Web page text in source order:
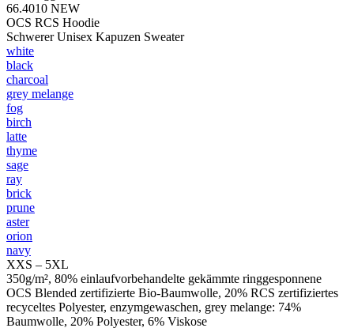
66.4010 NEW
OCS RCS Hoodie
Schwerer Unisex Kapuzen Sweater
white
black
charcoal
grey melange
fog
birch
latte
thyme
sage
ray
brick
prune
aster
orion
navy
XXS – 5XL
350g/m², 80% einlaufvorbehandelte gekämmte ringgesponnene
OCS Blended zertifizierte Bio-Baumwolle, 20% RCS zertifiziertes
recyceltes Polyester, enzymgewaschen, grey melange: 74%
Baumwolle, 20% Polyester, 6% Viskose